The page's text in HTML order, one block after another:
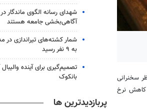
سخنرانی
نرخ
شهدای رسانه الگوی ماندگار
آگاهی‌بخشی جامعه هستند
شمار کشته‌های تیراندازی در
به ۹ نفر رسید
تصمیم‌گیری برای آینده
بانکوک
پربازدیدترین ها